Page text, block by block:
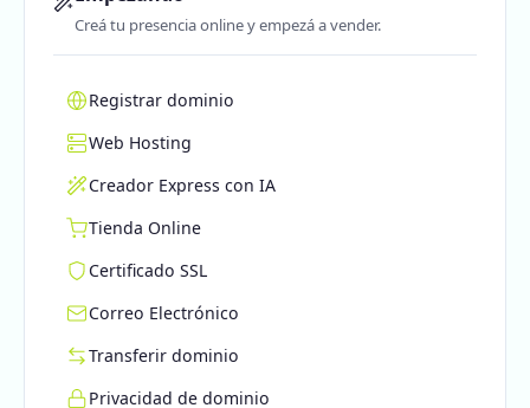
Creá tu presencia online y empezá a vender.
Registrar dominio
Web Hosting
Creador Express con IA
Tienda Online
Certificado SSL
Correo Electrónico
Transferir dominio
Privacidad de dominio